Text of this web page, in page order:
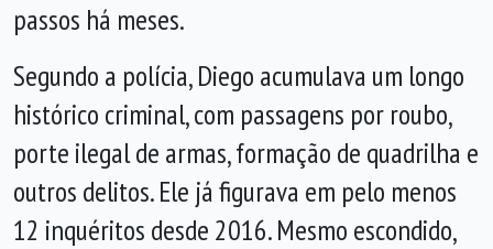
passos há meses.
Segundo a polícia, Diego acumulava um longo
histórico criminal, com passagens por roubo,
porte ilegal de armas, formação de quadrilha e
outros delitos. Ele já figurava em pelo menos
12 inquéritos desde 2016. Mesmo escondido,